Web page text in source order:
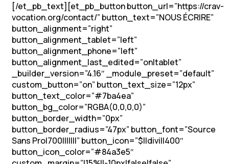
[/et_pb_text][et_pb_button button_url=”https://crav-
vocation.org/contact/” button_text=”NOUS ÉCRIRE”
button_alignment=”right”
button_alignment_tablet=”left”
button_alignment_phone=”left”
button_alignment_last_edited=”on|tablet”
_builder_version=”4.16″ _module_preset=”default”
custom_button=”on” button_text_size=”12px”
button_text_color=”#7ba4ea”
button_bg_color=”RGBA(0,0,0,0)”
button_border_width=”0px”
button_border_radius=”47px” button_font=”Source
Sans Pro|700|||||||” button_icon=”$||divi||400″
button_icon_color=”#84a3e5″